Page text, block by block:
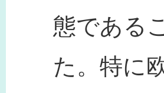
態である
た。特に